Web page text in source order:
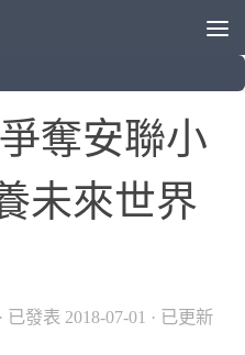
奪安聯小
未來世界
· 已發表 2018-07-01 · 已更新